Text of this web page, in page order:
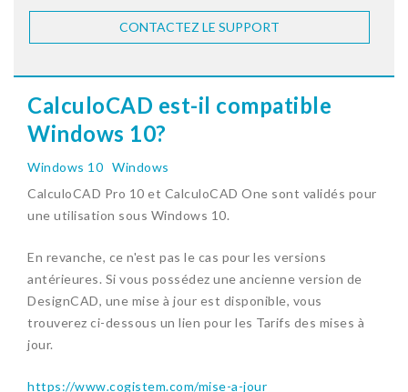
CONTACTEZ LE SUPPORT
CalculoCAD est-il compatible
Windows 10?
Windows 10 Windows
CalculoCAD Pro 10 et CalculoCAD One sont validés pour
une utilisation sous Windows 10.
En revanche, ce n'est pas le cas pour les versions
antérieures. Si vous possédez une ancienne version de
DesignCAD, une mise à jour est disponible, vous
trouverez ci-dessous un lien pour les Tarifs des mises à
jour.
https://www.cogistem.com/mise-a-jour